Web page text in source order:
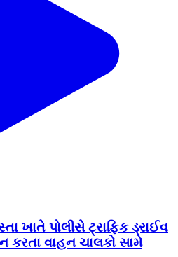
ખાતે પોલીસે ટ્રાફિક ડ્રાઈવ
કરતા વાહન ચાલકો સામે